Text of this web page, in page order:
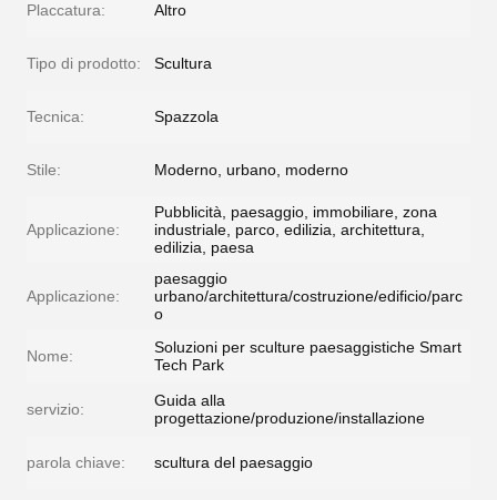
Placcatura: Altro
Tipo di prodotto: Scultura
Tecnica: Spazzola
Stile: Moderno, urbano, moderno
Applicazione:
Pubblicità, paesaggio, immobiliare, zona
industriale, parco, edilizia, architettura,
edilizia, paesa
Applicazione:
paesaggio
urbano/architettura/costruzione/edificio/parc
o
Nome:
Soluzioni per sculture paesaggistiche Smart
Tech Park
servizio:
Guida alla
progettazione/produzione/installazione
parola chiave: scultura del paesaggio